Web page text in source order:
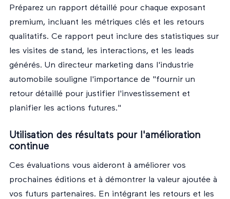
Préparez un rapport détaillé pour chaque exposant
premium, incluant les métriques clés et les retours
qualitatifs. Ce rapport peut inclure des statistiques sur
les visites de stand, les interactions, et les leads
générés. Un directeur marketing dans l'industrie
automobile souligne l'importance de "fournir un
retour détaillé pour justifier l'investissement et
planifier les actions futures."
Utilisation des résultats pour l'amélioration
continue
Ces évaluations vous aideront à améliorer vos
prochaines éditions et à démontrer la valeur ajoutée à
vos futurs partenaires. En intégrant les retours et les